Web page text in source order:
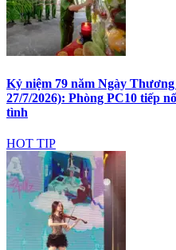
Kỷ niệm 79 năm Ngày
27/7/2026): Phòng PC10 tiếp
tình
HOT TIP